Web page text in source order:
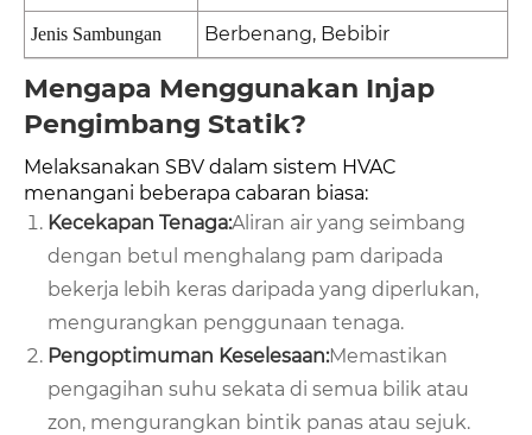
Jenis Sambungan Berbenang, Bebibir
Mengapa Menggunakan Injap
Pengimbang Statik?
Melaksanakan SBV dalam sistem HVAC
menangani beberapa cabaran biasa:
Kecekapan Tenaga:Aliran air yang seimbang
dengan betul menghalang pam daripada
bekerja lebih keras daripada yang diperlukan,
mengurangkan penggunaan tenaga.
Pengoptimuman Keselesaan:Memastikan
pengagihan suhu sekata di semua bilik atau
zon, mengurangkan bintik panas atau sejuk.